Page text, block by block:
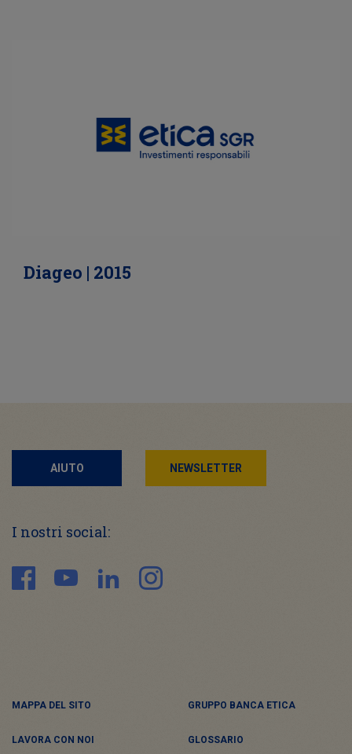
Diageo | 2015
AIUTO NEWSLETTER
I nostri social:
MAPPA DEL SITO GRUPPO BANCA ETICA
LAVORA CON NOI GLOSSARIO